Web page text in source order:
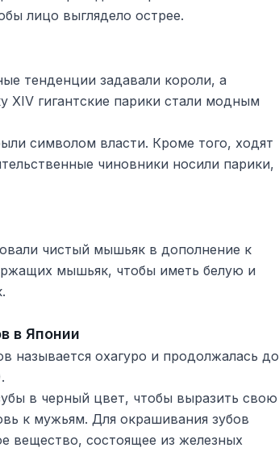
лицо выглядело острее.
тенденции задавали короли, а
XIV гигантские парики стали модным
символом власти. Кроме того, ходят
чиновники носили парики,
чистый мышьяк в дополнение к
мышьяк, чтобы иметь белую и
в Японии
называется охагуро и продолжалась до
в черный цвет, чтобы выразить свою
к мужьям. Для окрашивания зубов
вещество, состоящее из железных